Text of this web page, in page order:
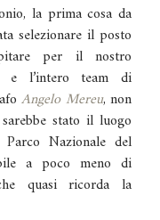
la prima cosa da
selezionare il posto
per il nostro
e l’intero team di
Angelo Mereu, non
stato il luogo
Nazionale del
a poco meno di
quasi ricorda la